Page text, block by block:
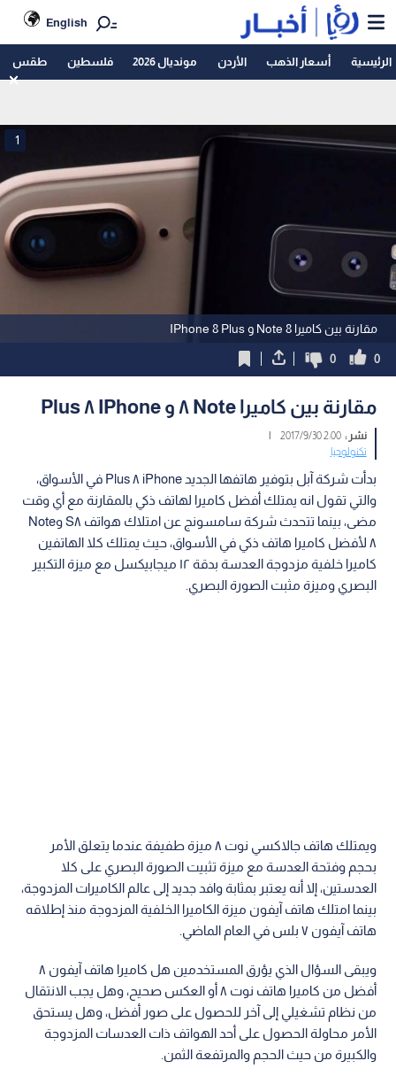
English
الرئيسية أسعار الذهب الأردن مونديال 2026 فلسطين طقس
مقارنة بين كاميرا Note 8 و IPhone 8 Plus
1
0
0
مقارنة بين كاميرا Note ٨ و IPhone ٨ Plus
نشر :2:00 2017/9/30
|
تكنولوجيا
بدأت شركة آبل بتوفير هاتفها الجديد iPhone ٨ Plus في الأسواق،
والتي تقول انه يمتلك أفضل كاميرا لهاتف ذكي بالمقارنة مع أي وقت
مضى، بينما تتحدث شركة سامسونج عن امتلاك هواتف S٨ وNote
٨ لأفضل كاميرا هاتف ذكي في الأسواق، حيث يمتلك كلا الهاتفين
كاميرا خلفية مزدوجة العدسة بدقة ١٢ ميجابيكسل مع ميزة التكبير
البصري وميزة مثبت الصورة البصري.
ويمتلك هاتف جالاكسي نوت ٨ ميزة طفيفة عندما يتعلق الأمر
بحجم وفتحة العدسة مع ميزة تثبيت الصورة البصري على كلا
العدستين، إلا أنه يعتبر بمثابة وافد جديد إلى عالم الكاميرات المزدوجة،
بينما امتلك هاتف آيفون ميزة الكاميرا الخلفية المزدوجة منذ إطلاقه
هاتف آيفون ٧ بلس في العام الماضي.
ويبقى السؤال الذي يؤرق المستخدمين هل كاميرا هاتف آيفون ٨
أفضل من كاميرا هاتف نوت ٨ أو العكس صحيح، وهل يجب الانتقال
من نظام تشغيلي إلى آخر للحصول على صور أفضل، وهل يستحق
الأمر محاولة الحصول على أحد الهواتف ذات العدسات المزدوجة
والكبيرة من حيث الحجم والمرتفعة الثمن.